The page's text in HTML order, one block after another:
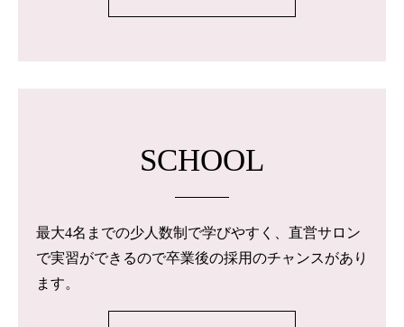
SCHOOL
最大4名までの少人数制で学びやすく、直営サロン
で実習ができるので卒業後の採用のチャンスがあり
ます。